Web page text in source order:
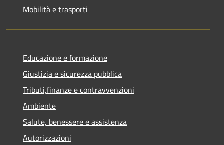
Mobilità e trasporti
Educazione e formazione
Giustizia e sicurezza pubblica
Tributi,finanze e contravvenzioni
Ambiente
Salute, benessere e assistenza
Autorizzazioni